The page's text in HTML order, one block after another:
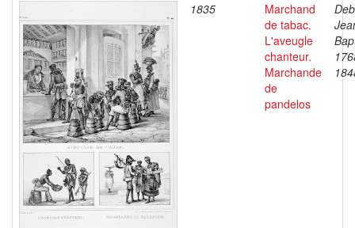
1835
Marchand
de tabac.
L'aveugle
chanteur.
Marchande
de
pandelos